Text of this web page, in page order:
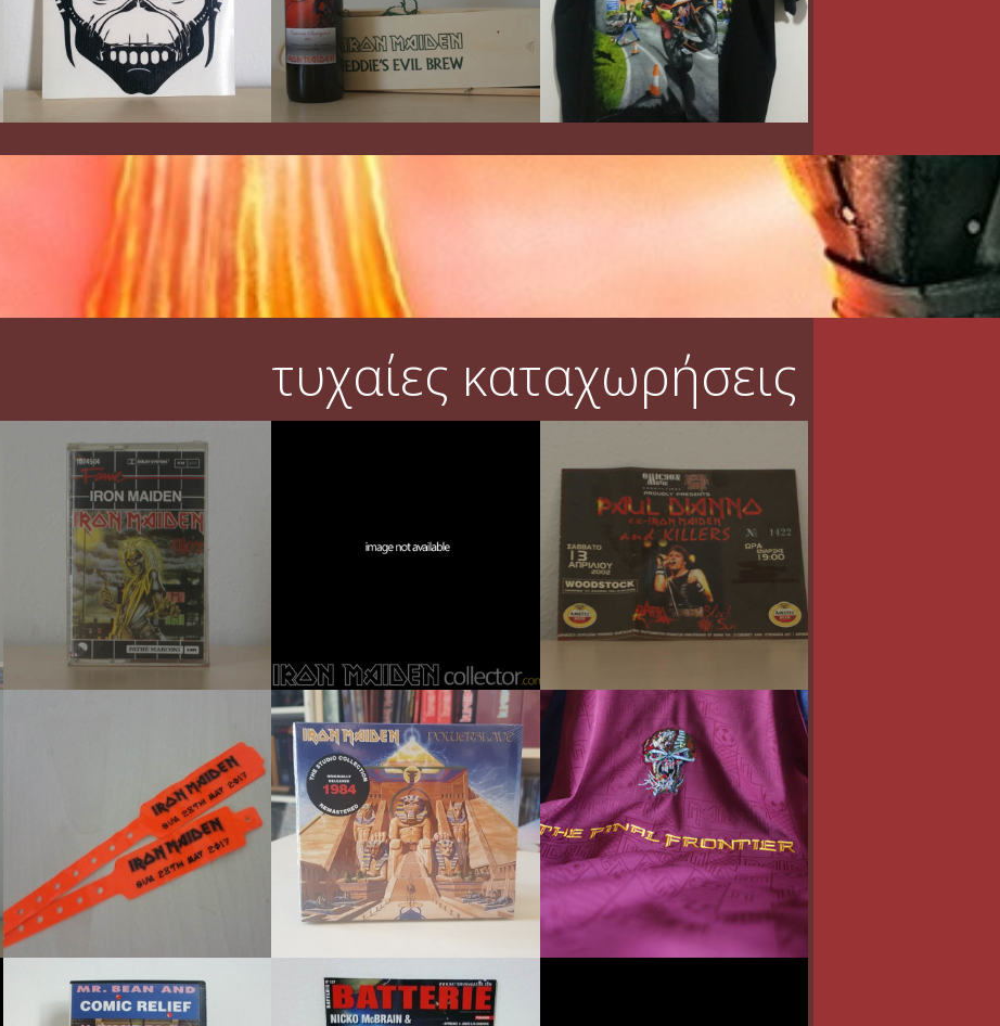
τυχαίες καταχωρήσεις